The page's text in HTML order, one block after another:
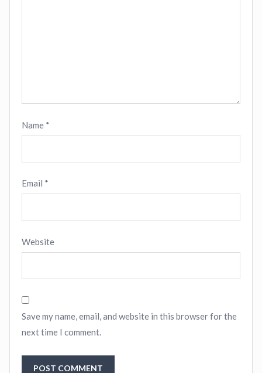
Name *
Email *
Website
Save my name, email, and website in this browser for the
next time I comment.